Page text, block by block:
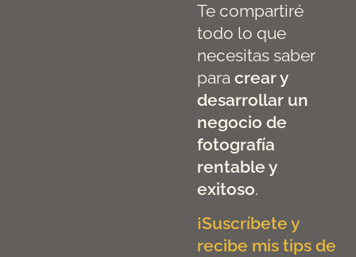
Te compartiré
todo lo que
necesitas saber
para crear y
desarrollar un
negocio de
fotografía
rentable y
exitoso.
¡Suscríbete y
recibe mis tips de